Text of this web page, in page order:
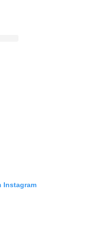
Instagram